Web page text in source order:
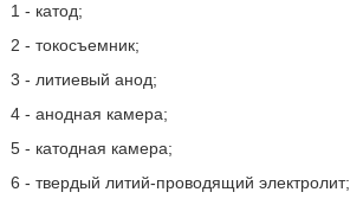
1 - катод;
2 - токосъемник;
3 - литиевый анод;
4 - анодная камера;
5 - катодная камера;
6 - твердый литий-проводящий электролит;